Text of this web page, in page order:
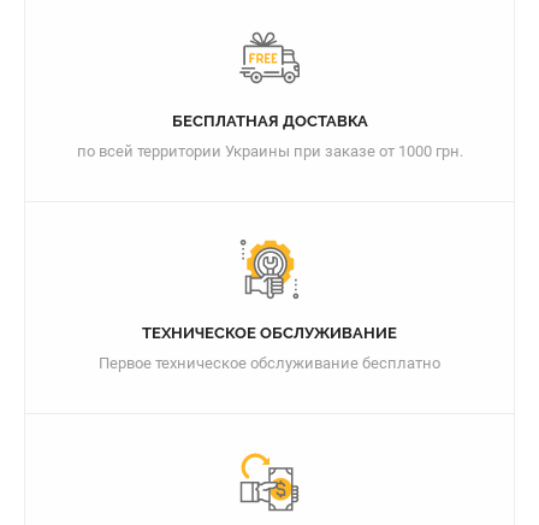
БЕСПЛАТНАЯ ДОСТАВКА
по всей территории Украины при заказе от 1000 грн.
ТЕХНИЧЕСКОЕ ОБСЛУЖИВАНИЕ
Первое техническое обслуживание бесплатно